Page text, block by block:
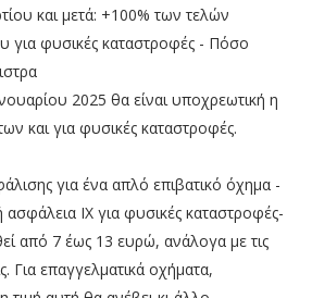
και μετά: +100% των τελών
για φυσικές καταστροφές - Πόσο
2025 θα είναι υποχρεωτική η
και για φυσικές καταστροφές.
για ένα απλό επιβατικό όχημα -
ΙΧ για φυσικές καταστροφές-
από 7 έως 13 ευρώ, ανάλογα με τις
Για επαγγελματικά οχήματα,